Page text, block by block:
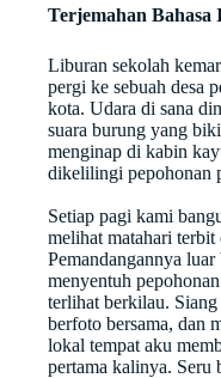
Terjemahan Bahasa
Liburan sekolah
pergi ke sebuah desa
kota. Udara di sana
suara burung yang
menginap di kabin
dikelilingi pepohonan
Setiap pagi kami
melihat matahari terbit
Pemandangannya luar
menyentuh
terlihat berkilau.
berfoto bersama, dan
lokal tempat aku
pertama kalinya. Seru